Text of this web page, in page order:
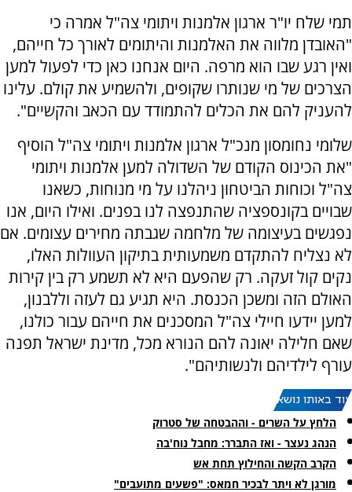
תמי שלח יו"ר ארגון אלמנות ויתומי צה"ל אמרה כי
"האובדן מלווה את האלמנות והיתומים לאורך כל חייהם,
ואין רגע שבו הוא מרפה. היום אנחנו כאן כדי לפעול למען
הצרכים של מי שנותרו שקופים, ולהשמיע את קולם. עלינו
להעניק להם את הכלים להתמודד עם הכאב והקשיים".
שלומי נחומסון מנכ"ל ארגון אלמנות ויתומי צה"ל הוסיף
"את הכינוס הקודם של השדולה למען אלמנות ויתומי
צה"ל וכוחות הביטחון ניהלנו על מי מנוחות, כשאנו
שבויים בקונספציה שהתנפצה לנו בפנים. ואילו היום, אנו
נפגשים בעיצומה של מלחמה שגבתה מחירים עצומים. אם
לא נצליח להתקדם משמעותית בתיקון העוולות האלו,
נקים קול זעקה. רק שהפעם היא לא תשמע רק בין קירות
האולם הזה ומשכן הכנסת. היא תגיע גם לעזה וללבנון,
למען יידעו חיילי צה"ל המסכנים את חייהם עבור כולנו,
שאם חלילה יאונה להם הנורא מכל, מדינת ישראל תפנה
עורף לילדיהם ולנשותיהם".
עוד באותו נושא:
הלחץ על השרים - וההבטחה של סטרוק
הנהג נעצר - ואז התברר: מחבל נוח'בה
הקרב הקשה והחילוץ תחת אש
מורגן לא ויתר לבכיר חמאס: "פשעים מתועבים"